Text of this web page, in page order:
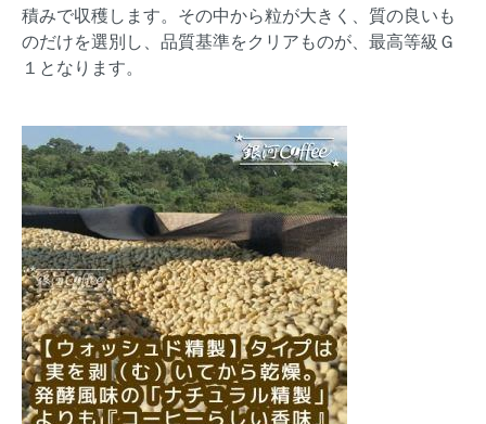
積みで収穫します。その中から粒が大きく、質の良いも
のだけを選別し、品質基準をクリアものが、最高等級Ｇ
１となります。